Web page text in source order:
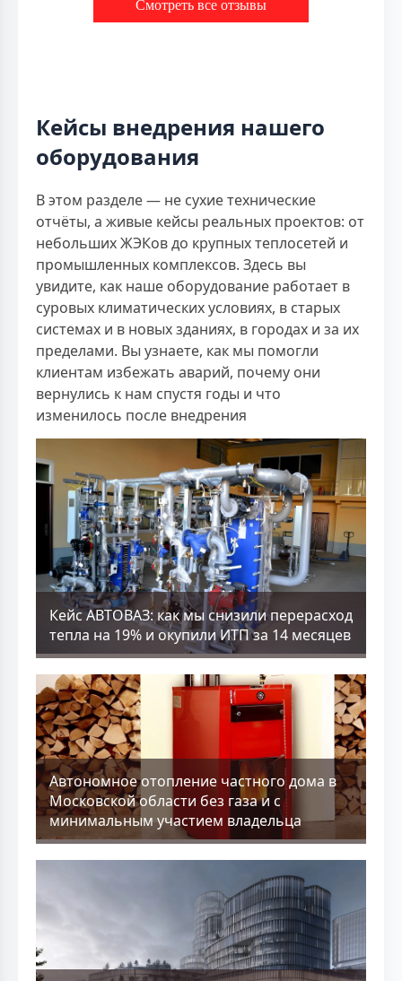
Смотреть все отзывы
Кейсы внедрения нашего
оборудования
В этом разделе — не сухие технические
отчёты, а живые кейсы реальных проектов: от
небольших ЖЭКов до крупных теплосетей и
промышленных комплексов. Здесь вы
увидите, как наше оборудование работает в
суровых климатических условиях, в старых
системах и в новых зданиях, в городах и за их
пределами. Вы узнаете, как мы помогли
клиентам избежать аварий, почему они
вернулись к нам спустя годы и что
изменилось после внедрения
Кейс АВТОВАЗ: как мы снизили перерасход
тепла на 19% и окупили ИТП за 14 месяцев
Aвтономное отопление частного дома в
Московской области без газа и с
минимальным участием владельца